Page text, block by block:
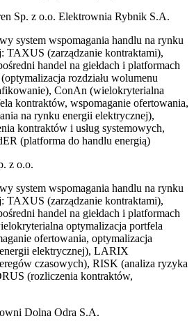
Sp. z o.o. Elektrownia Rybnik S.A.
system wspomagania handlu na rynku
TAXUS (zarządzanie kontraktami),
handel na giełdach i platformach
rozdziału wolumenu
ConAn (wielokryterialna
kontraktów, wspomaganie ofertowania,
na rynku energii elektrycznej),
kontraktów i usług systemowych,
(platforma do handlu energią)
z o.o.
system wspomagania handlu na rynku
TAXUS (zarządzanie kontraktami),
handel na giełdach i platformach
optymalizacja portfela
ofertowania, optymalizacja
elektrycznej), LARIX
czasowych), RISK (analiza ryzyka
(rozliczenia kontraktów,
Dolna Odra S.A.